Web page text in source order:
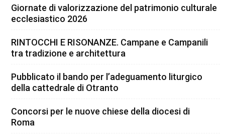
Giornate di valorizzazione del patrimonio culturale
ecclesiastico 2026
RINTOCCHI E RISONANZE. Campane e Campanili
tra tradizione e architettura
Pubblicato il bando per l’adeguamento liturgico
della cattedrale di Otranto
Concorsi per le nuove chiese della diocesi di
Roma